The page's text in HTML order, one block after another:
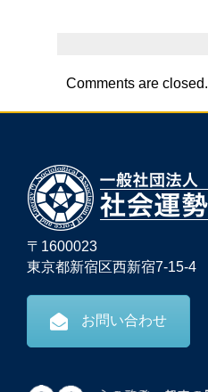
Comments are closed.
〒1600023
東京都新宿区西新宿7-15-4
お問い合わせ